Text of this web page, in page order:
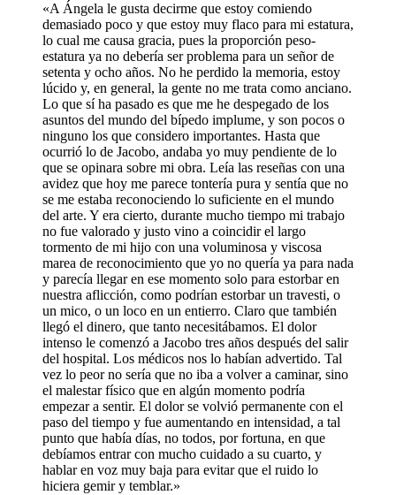
«A Ángela le gusta decirme que estoy comiendo
demasiado poco y que estoy muy flaco para mi estatura,
lo cual me causa gracia, pues la proporción peso-
estatura ya no debería ser problema para un señor de
setenta y ocho años. No he perdido la memoria, estoy
lúcido y, en general, la gente no me trata como anciano.
Lo que sí ha pasado es que me he despegado de los
asuntos del mundo del bípedo implume, y son pocos o
ninguno los que considero importantes. Hasta que
ocurrió lo de Jacobo, andaba yo muy pendiente de lo
que se opinara sobre mi obra. Leía las reseñas con una
avidez que hoy me parece tontería pura y sentía que no
se me estaba reconociendo lo suficiente en el mundo
del arte. Y era cierto, durante mucho tiempo mi trabajo
no fue valorado y justo vino a coincidir el largo
tormento de mi hijo con una voluminosa y viscosa
marea de reconocimiento que yo no quería ya para nada
y parecía llegar en ese momento solo para estorbar en
nuestra aflicción, como podrían estorbar un travesti, o
un mico, o un loco en un entierro. Claro que también
llegó el dinero, que tanto necesitábamos. El dolor
intenso le comenzó a Jacobo tres años después del salir
del hospital. Los médicos nos lo habían advertido. Tal
vez lo peor no sería que no iba a volver a caminar, sino
el malestar físico que en algún momento podría
empezar a sentir. El dolor se volvió permanente con el
paso del tiempo y fue aumentando en intensidad, a tal
punto que había días, no todos, por fortuna, en que
debíamos entrar con mucho cuidado a su cuarto, y
hablar en voz muy baja para evitar que el ruido lo
hiciera gemir y temblar.»